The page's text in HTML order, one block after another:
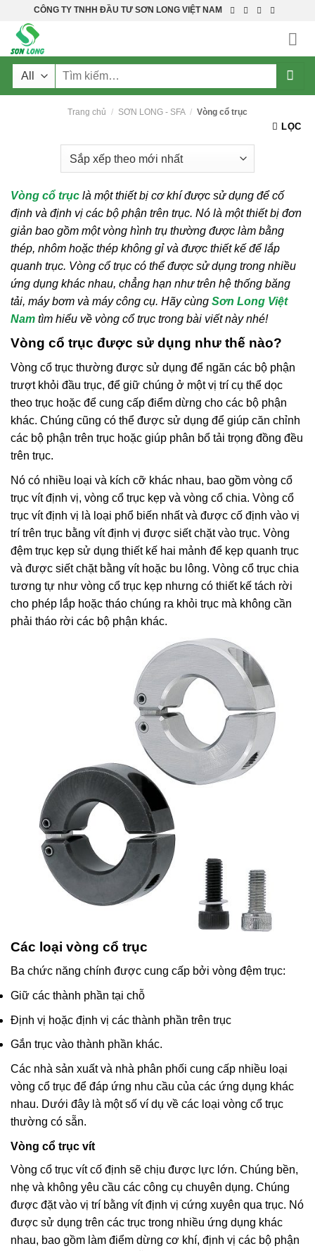
content
CÔNG TY TNHH ĐẦU TƯ SƠN LONG VIỆT NAM
Tìm
Trang chủ / SƠN LONG - SFA / Vòng cổ trục
LỌC
Vòng cổ trục là một thiết bị cơ khí được sử dụng để cố
định và định vị các bộ phận trên trục. Nó là một thiết bị đơn
giản bao gồm một vòng hình trụ thường được làm bằng
thép, nhôm hoặc thép không gỉ và được thiết kế để lắp
quanh trục. Vòng cổ trục có thể được sử dụng trong nhiều
ứng dụng khác nhau, chẳng hạn như trên hệ thống băng
tải, máy bơm và máy công cụ. Hãy cùng Sơn Long Việt
Nam tìm hiểu về vòng cổ trục trong bài viết này nhé!
Vòng cổ trục được sử dụng như thế nào?
Vòng cổ trục thường được sử dụng để ngăn các bộ phận
trượt khỏi đầu trục, để giữ chúng ở một vị trí cụ thể dọc
theo trục hoặc để cung cấp điểm dừng cho các bộ phận
khác. Chúng cũng có thể được sử dụng để giúp căn chỉnh
các bộ phận trên trục hoặc giúp phân bổ tải trọng đồng đều
trên trục.
Nó có nhiều loại và kích cỡ khác nhau, bao gồm vòng cổ
trục vít định vị, vòng cổ trục kẹp và vòng cổ chia. Vòng cổ
trục vít định vị là loại phổ biến nhất và được cố định vào vị
trí trên trục bằng vít định vị được siết chặt vào trục. Vòng
đệm trục kẹp sử dụng thiết kế hai mảnh để kẹp quanh trục
và được siết chặt bằng vít hoặc bu lông. Vòng cổ trục chia
tương tự như vòng cổ trục kẹp nhưng có thiết kế tách rời
cho phép lắp hoặc tháo chúng ra khỏi trục mà không cần
phải tháo rời các bộ phận khác.
Các loại vòng cổ trục
Ba chức năng chính được cung cấp bởi vòng đệm trục:
Giữ các thành phần tại chỗ
Định vị hoặc định vị các thành phần trên trục
Gắn trục vào thành phần khác.
Các nhà sản xuất và nhà phân phối cung cấp nhiều loại
vòng cổ trục để đáp ứng nhu cầu của các ứng dụng khác
nhau. Dưới đây là một số ví dụ về các loại vòng cổ trục
thường có sẵn.
Vòng cổ trục vít
Vòng cổ trục vít cố định sẽ chịu được lực lớn. Chúng bền,
nhẹ và không yêu cầu các công cụ chuyên dụng. Chúng
được đặt vào vị trí bằng vít định vị cứng xuyên qua trục. Nó
được sử dụng trên các trục trong nhiều ứng dụng khác
nhau, bao gồm làm điểm dừng cơ khí, định vị các bộ phận